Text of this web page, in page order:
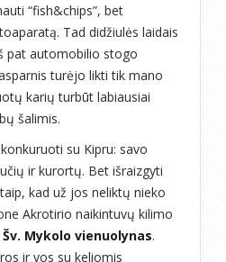
“fish&chips”, bet
Tad didžiulės laidais
pat automobilio stogo
turėjo likti tik mano
karių turbūt labiausiai
šalimis.
su Kipru: savo
ir kurortų. Bet išraizgyti
kad už jos neliktų nieko
Akrotirio naikintuvų kilimo
Šv. Mykolo vienuolynas.
ir vos su keliomis